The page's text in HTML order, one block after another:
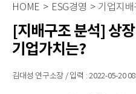
HOME > ESG경영 > 기업지배
[지배구조 분석] 상
기업가치는?
김대성 연구소장 / 입력 : 2022-05-20